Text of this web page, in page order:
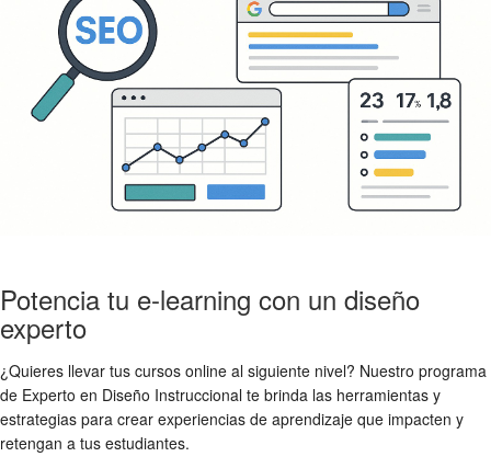
Potencia tu e-learning con un diseño
experto
¿Quieres llevar tus cursos online al siguiente nivel? Nuestro programa
de Experto en Diseño Instruccional te brinda las herramientas y
estrategias para crear experiencias de aprendizaje que impacten y
retengan a tus estudiantes.